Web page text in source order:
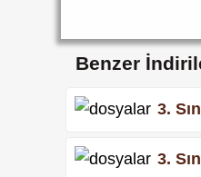
Benzer
3.
3.